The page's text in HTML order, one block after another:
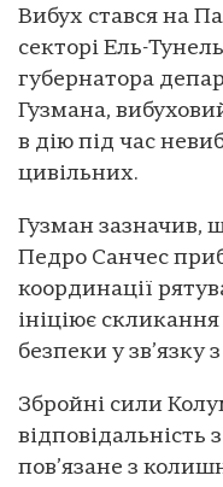
Вибух стався на
секторі Ель-
губернатора
Гузмана,
в дію під час
цивільних.
Гузман зазначив,
Педро Санчес
координації
ініціює
безпеки у зв’язку
Збройні сили
відповідальність
пов’язане з